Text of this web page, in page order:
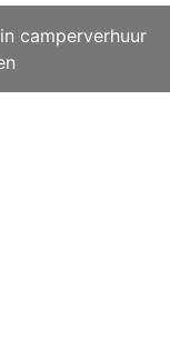
camperverhuur